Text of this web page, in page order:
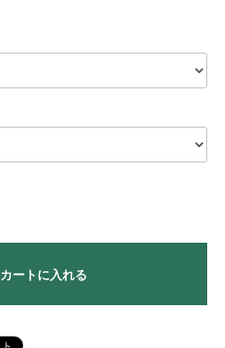
カートに入れる